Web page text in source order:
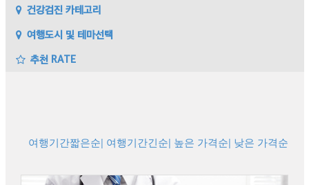
건강검진 카테고리
여행도시 및 테마선택
추천 RATE
여행기간짧은순| 여행기간긴순| 높은 가격순| 낮은 가격순